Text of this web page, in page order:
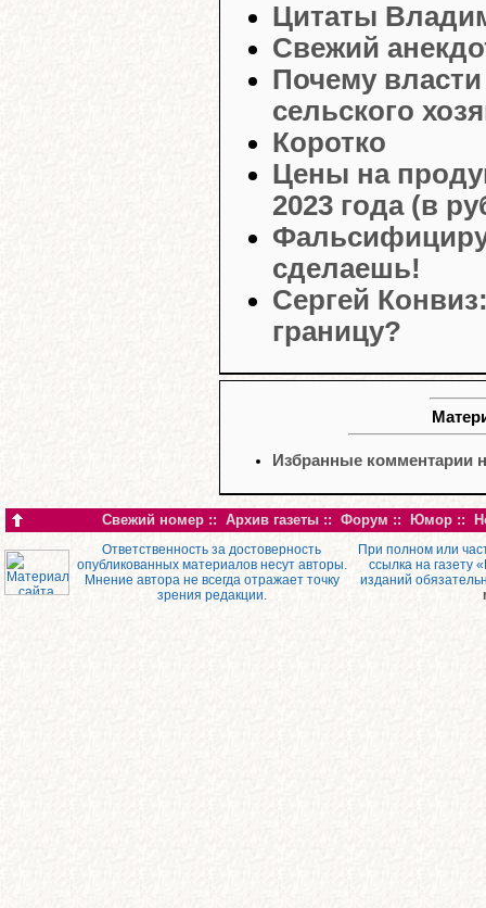
Цитаты
Свежий
Почему
сельского
Коротко
Цены на
2023 года (в
сделаешь!
Сергей
границу?
Избранные комментарии
Свежий номер :: Архив газеты :: Форум :: Юмор ::
Ответственность за достоверность
опубликованных материалов несут авторы.
Мнение автора не всегда отражает точку
зрения редакции.
При полном или
ссылка на газету
изданий